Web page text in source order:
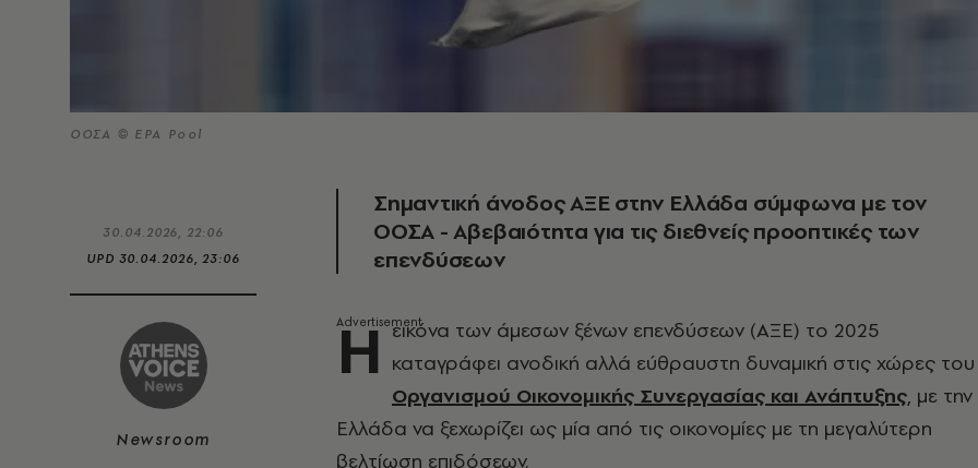
ΟΟΣΑ © EPA Pool
30.04.2026, 22:06
UPD 30.04.2026, 23:06
Newsroom
Σημαντική άνοδος ΑΞΕ στην Ελλάδα σύμφωνα με τον
ΟΟΣΑ - Αβεβαιότητα για τις διεθνείς προοπτικές των
επενδύσεων
Η εικόνα των άμεσων ξένων επενδύσεων (ΑΞΕ) το 2025
καταγράφει ανοδική αλλά εύθραυστη δυναμική στις χώρες του
Οργανισμού Οικονομικής Συνεργασίας και Ανάπτυξης, με την
Ελλάδα να ξεχωρίζει ως μία από τις οικονομίες με τη μεγαλύτερη
βελτίωση επιδόσεων.